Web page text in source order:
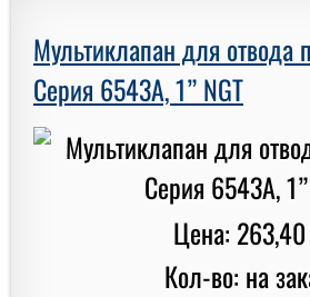
Мультиклапан для отвода
Серия 6543A, 1” NGT
Цена:
Кол-во: на